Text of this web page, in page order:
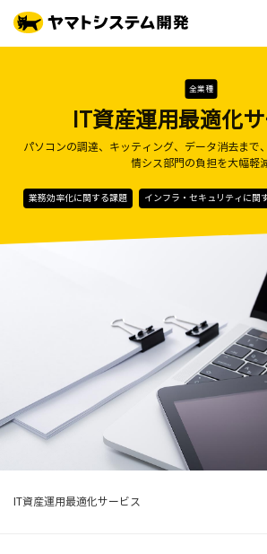
全業種
IT資産運用最適化
パソコンの調達、キッティング、データ消去まで
情シス部門の負担を大幅軽
業務効率化に関する課題 インフラ・セキュリティに関
IT資産運用最適化サービス